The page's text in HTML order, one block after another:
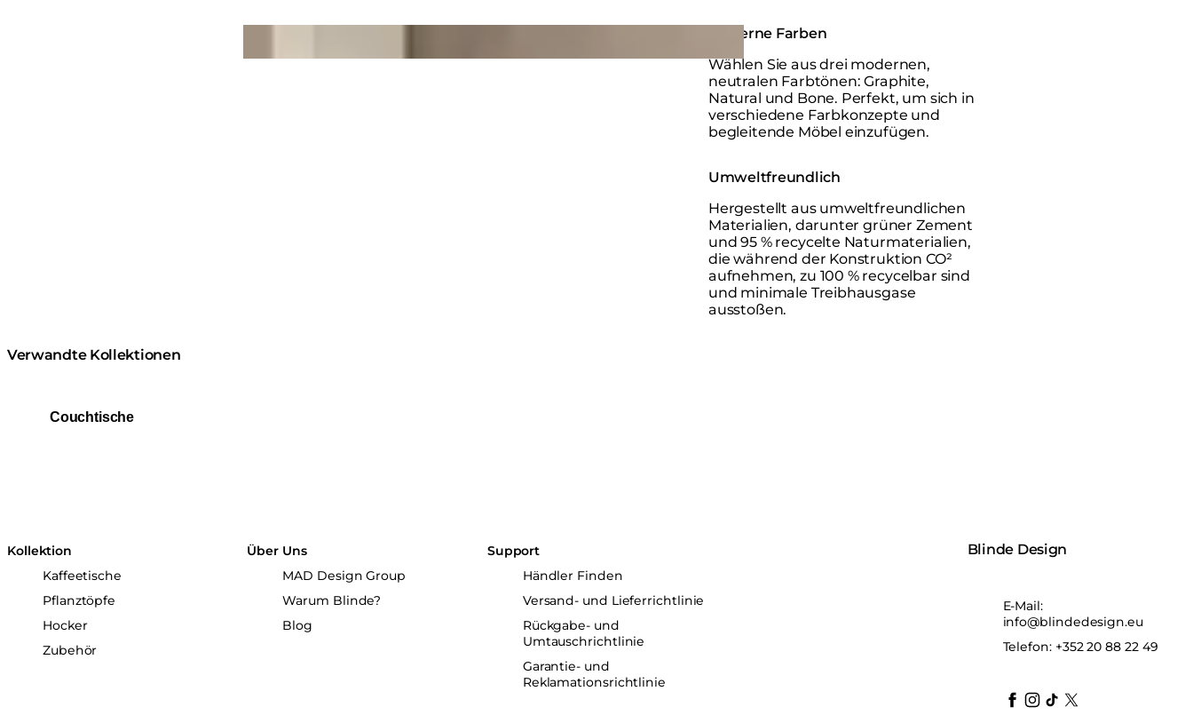
Moderne Farben
Wählen Sie aus drei modernen,
neutralen Farbtönen: Graphite,
Natural und Bone. Perfekt, um sich in
verschiedene Farbkonzepte und
begleitende Möbel einzufügen.
Umweltfreundlich
Hergestellt aus umweltfreundlichen
Materialien, darunter grüner Zement
und 95 % recycelte Naturmaterialien,
die während der Konstruktion CO²
aufnehmen, zu 100 % recycelbar sind
und minimale Treibhausgase
ausstoßen.
Verwandte Kollektionen
Couchtische
Kollektion
Kaffeetische
Pflanztöpfe
Hocker
Zubehör
Über Uns
MAD Design Group
Warum Blinde?
Blog
Support
Händler Finden
Versand- und Lieferrichtlinie
Rückgabe- und
Umtauschrichtlinie
Garantie- und
Reklamationsrichtlinie
Blinde Design
E-Mail:
info@blindedesign.eu
Telefon: +352 20 88 22 49
blindedesign
blindedesign
blindedesign
blinde-design
blindedesign